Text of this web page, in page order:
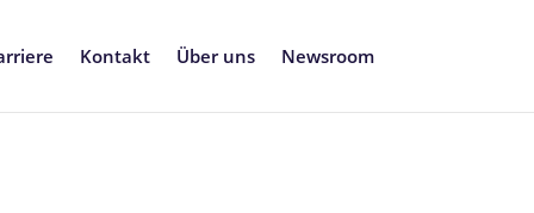
Kontakt Über uns Newsroom